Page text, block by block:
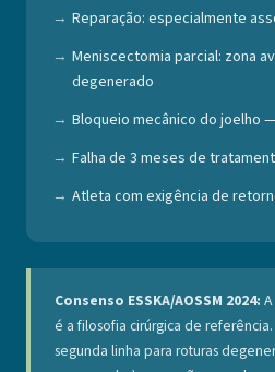
Reparação: especialmente
Meniscectomia parcial: zona
degenerado
Bloqueio mecânico do joelho
Falha de 3 meses de
Atleta com exigência de
Consenso ESSKA/AOSSM 2024:
é a filosofia cirúrgica de
segunda linha para roturas